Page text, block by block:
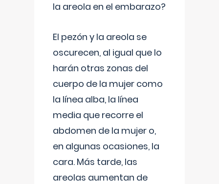
la areola en el embarazo?
El pezón y la areola se
oscurecen, al igual que lo
harán otras zonas del
cuerpo de la mujer como
la línea alba, la línea
media que recorre el
abdomen de la mujer o,
en algunas ocasiones, la
cara. Más tarde, las
areolas aumentan de